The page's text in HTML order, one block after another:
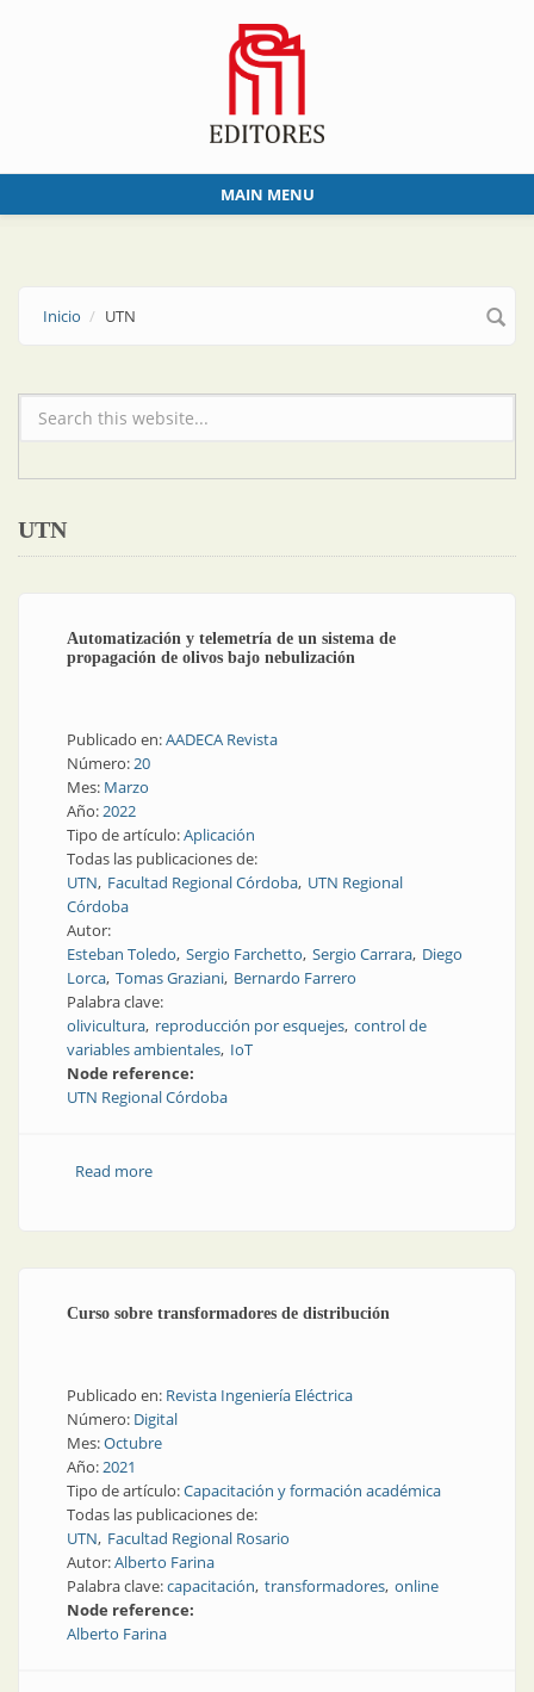
MAIN MENU
Inicio UTN
Formulario de búsqueda
UTN
Automatización y telemetría de un sistema de
propagación de olivos bajo nebulización
Publicado en:AADECA Revista
Número:20
Mes: Marzo
Año:2022
Tipo de artículo:Aplicación
Todas las publicaciones de:
UTN Facultad Regional Córdoba UTN Regional
Córdoba
Autor:
Esteban Toledo Sergio Farchetto Sergio Carrara Diego
Lorca Tomas Graziani Bernardo Farrero
Palabra clave:
olivicultura reproducción por esquejes control de
variables ambientales IoT
Node reference:
UTN Regional Córdoba
Read moreabout Automatización y telemetría de un sistema de
Curso sobre transformadores de distribución
Publicado en: Revista Ingeniería Eléctrica
Número: Digital
Mes:Octubre
Año:2021
Tipo de artículo:Capacitación y formación académica
Todas las publicaciones de:
UTN Facultad Regional Rosario
Autor:Alberto Farina
Palabra clave:capacitación transformadores online
Node reference:
Alberto Farina